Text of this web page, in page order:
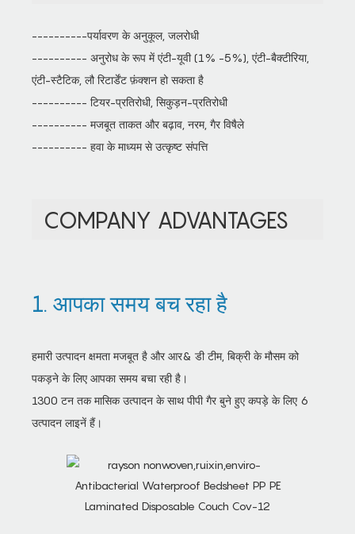
----------पर्यावरण के अनुकूल, जलरोधी
---------- अनुरोध के रूप में एंटी-यूवी (1% -5%), एंटी-बैक्टीरिया,
एंटी-स्टैटिक, लौ रिटार्डेंट फ़ंक्शन हो सकता है
---------- टियर-प्रतिरोधी, सिकुड़न-प्रतिरोधी
---------- मजबूत ताकत और बढ़ाव, नरम, गैर विषैले
---------- हवा के माध्यम से उत्कृष्ट संपत्ति
COMPANY ADVANTAGES
1. आपका समय बच रहा है
हमारी उत्पादन क्षमता मजबूत है और आर& डी टीम, बिक्री के मौसम को
पकड़ने के लिए आपका समय बचा रही है।
1300 टन तक मासिक उत्पादन के साथ पीपी गैर बुने हुए कपड़े के लिए 6
उत्पादन लाइनें हैं।